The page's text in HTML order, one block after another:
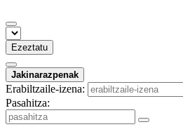
Ezeztatu
Jakinarazpenak
Erabiltzaile-izena:
Pasahitza: